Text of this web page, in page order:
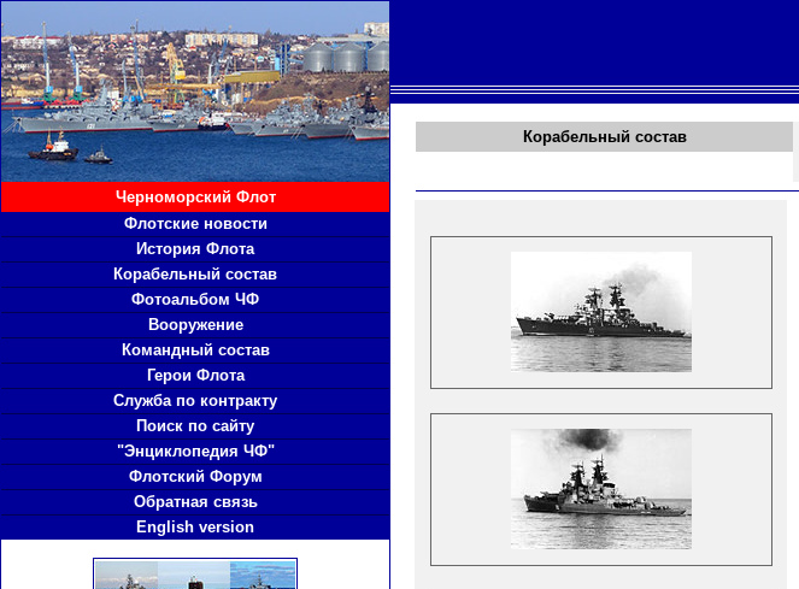
Черноморский Флот
Флотские новости
История Флота
Корабельный состав
Фотоальбом ЧФ
Вооружение
Командный состав
Герои Флота
Служба по контракту
Поиск по сайту
"Энциклопедия ЧФ"
Флотский Форум
Обратная связь
English version
Корабельный состав